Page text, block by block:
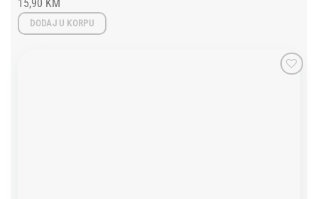
15,90 KM
DODAJ U KORPU